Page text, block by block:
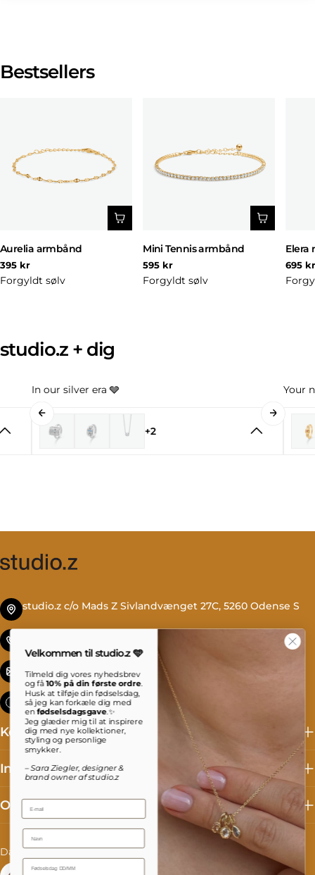
Bestsellers
Aurelia armbånd
Normal
pris
395 kr
Forgyldt sølv
Mini Tennis armbånd
Normal
pris
595 kr
Forgyldt sølv
Elera
pris
695
studio.z + dig
In our silver era 🩶
+2
Your
studio.z c/o Mads Z Sivlandvænget 27C, 5260 Odense S
info@studioz.dk
Mandag til torsdag: 8 - 16 Fredag: 8 - 15:30
Kollektioner
Information
Om studio.z
S
Dansk
L
Danmark (DKK kr.)
Velkommen til studio.z 🩵
Tilmeld dig vores nyhedsbrev
og få10% på din første ordre.
Husk at tilføje din fødselsdag,
så jeg kan forkæle dig med
enfødselsdagsgave.✨
Jeg glæder mig til at inspirere
dig med nye kollektioner,
styling og personlige
smykker.
– Sara Ziegler, designer &
brand owner af studio.z
Email
Name